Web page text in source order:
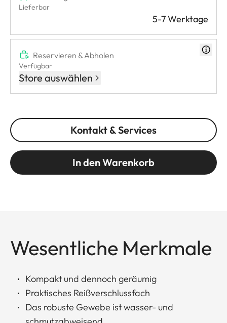
Lieferbar
5-7 Werktage
Reservieren & Abholen
Verfügbar
Store auswählen
Kontakt & Services
In den Warenkorb
Wesentliche Merkmale
Kompakt und dennoch geräumig
Praktisches Reißverschlussfach
Das robuste Gewebe ist wasser- und